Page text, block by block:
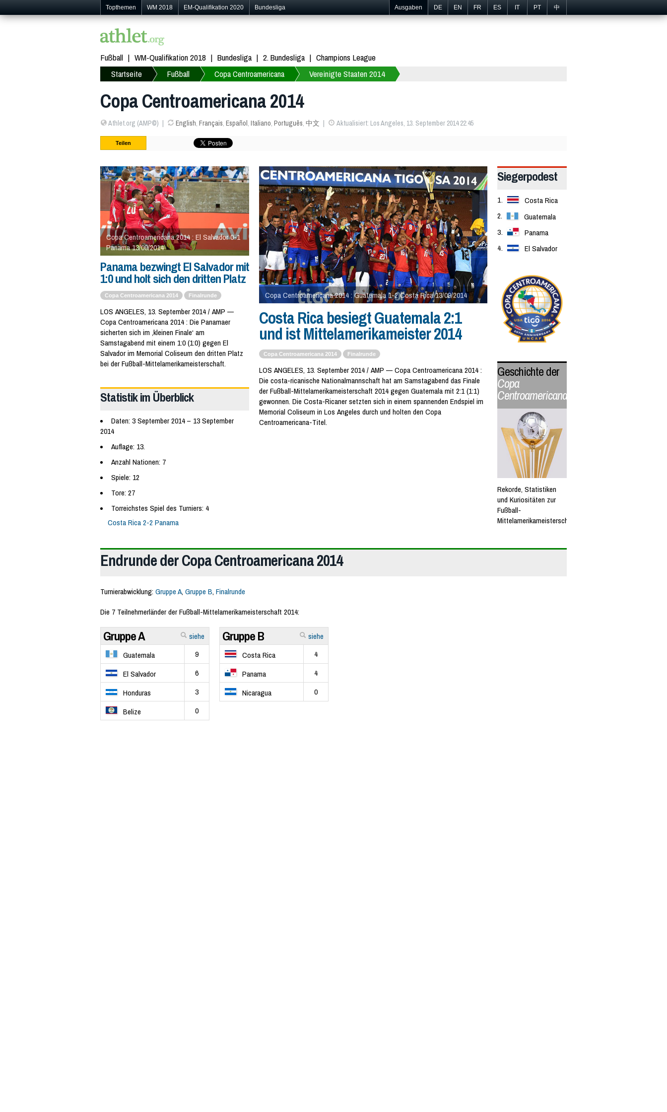
Topthemen WM 2018 EM-Qualifikation 2020 Bundesliga Ausgaben DE EN FR ES IT PT 中
Fußball WM-Qualifikation 2018 Bundesliga 2. Bundesliga
Champions League
Startseite
Fußball Copa Centroamericana Vereinigte Staaten 2014
Copa Centroamericana 2014
Athlet.org (AMP©) English, Français, Español, Italiano, Português, 中文 Aktualisiert: Los Angeles, 13. September 2014 22:45
Teilen
Copa Centroamericana 2014 : El Salvador 0-1
Panama 13/09/2014
Panama bezwingt El Salvador mit
1:0 und holt sich den dritten Platz
Copa Centroamericana 2014 Finalrunde
LOS ANGELES, 13. September 2014 / AMP —
Copa Centroamericana 2014 : Die Panamaer
sicherten sich im ‚kleinen Finale‘ am
Samstagabend mit einem 1:0 (1:0) gegen El
Salvador im Memorial Coliseum den dritten Platz
bei der Fußball-Mittelamerikameisterschaft.
Statistik im Überblick
Daten: 3 September 2014 – 13 September
2014
Auflage: 13.
Anzahl Nationen: 7
Spiele: 12
Tore: 27
Torreichstes Spiel des Turniers: 4
Costa Rica 2-2 Panama
Copa Centroamericana 2014 : Guatemala 1-2 Costa Rica 13/09/2014
Costa Rica besiegt Guatemala 2:1
und ist Mittelamerikameister 2014
Copa Centroamericana 2014 Finalrunde
LOS ANGELES, 13. September 2014 / AMP — Copa Centroamericana 2014 :
Die costa-ricanische Nationalmannschaft hat am Samstagabend das Finale
der Fußball-Mittelamerikameisterschaft 2014 gegen Guatemala mit 2:1 (1:1)
gewonnen. Die Costa-Ricaner setzten sich in einem spannenden Endspiel im
Memorial Coliseum in Los Angeles durch und holten den Copa
Centroamericana-Titel.
Siegerpodest
Costa Rica
Guatemala
Panama
El Salvador
Geschichte der
Copa
Centroamericana
Rekorde, Statistiken
und Kuriositäten zur
Fußball-
Mittelamerikameisterschaft.
Endrunde der Copa Centroamericana 2014
Turnierabwicklung: Gruppe A, Gruppe B, Finalrunde
Die 7 Teilnehmerländer der Fußball-Mittelamerikameisterschaft 2014:
siehe
Gruppe A
Guatemala
9
El Salvador
6
Honduras
3
Belize
0
siehe
Gruppe B
Costa Rica
4
Panama
4
Nicaragua
0